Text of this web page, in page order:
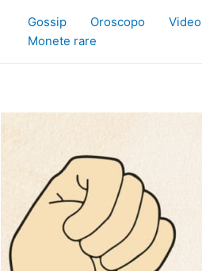
Gossip Oroscopo Video
Monete rare